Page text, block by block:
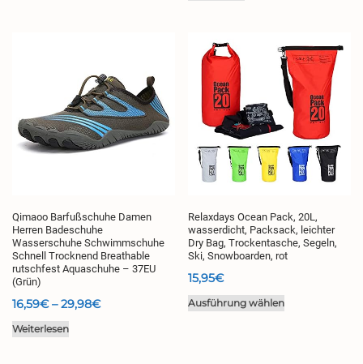
Qimaoo Barfußschuhe Damen
Herren Badeschuhe
Wasserschuhe Schwimmschuhe
Schnell Trocknend Breathable
rutschfest Aquaschuhe – 37EU
(Grün)
16,59€ –29,98€Preisspanne:
Weiterlesen
Relaxdays Ocean Pack, 20L,
wasserdicht, Packsack, leichter
Dry Bag, Trockentasche, Segeln,
Ski, Snowboarden, rot
15,95€
Ausführung wählenDieses